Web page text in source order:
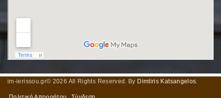
im-ierissou.gr© 2026 All Rights Reserved. By Dimtiris Katsangelos.